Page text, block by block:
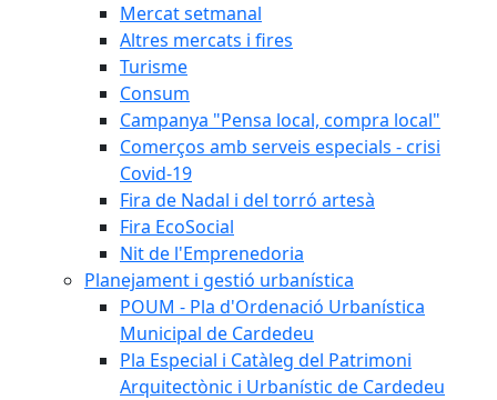
Mercat setmanal
Altres mercats i fires
Turisme
Consum
Campanya "Pensa local, compra local"
Comerços amb serveis especials - crisi
Covid-19
Fira de Nadal i del torró artesà
Fira EcoSocial
Nit de l'Emprenedoria
Planejament i gestió urbanística
POUM - Pla d'Ordenació Urbanística
Municipal de Cardedeu
Pla Especial i Catàleg del Patrimoni
Arquitectònic i Urbanístic de Cardedeu